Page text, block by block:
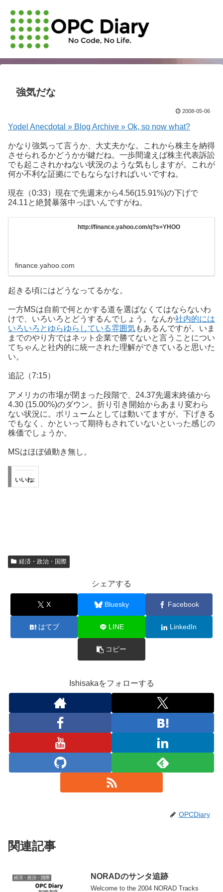
強気だな
2008-05-06
Yodel Anecdotal » Blog Archive » Ok, so now what?
かなり強気って言うか、大丈夫かな。これから株主を納得
させられるかどうかが鍵だね。一歩間違えば株主代表訴訟
でも起こされかねない状況のような気もしますが。これが
何か不利な証拠にでもならなければいいですね。
現在（0:33）現在で先週末から4.56(15.91%)の下げで
24.11と絶賛暴落中っぽいんですがね。
http://finance.yahoo.com/q?s=YHOO
finance.yahoo.com
起きる頃にはどうなってるかな。
一方MSは自前で何とかする道を選ばなくてはならないわ
けで、いろいろとどうするんでしょう。なんか社内的には
いろいろとゆらゆらしている雰囲気もあるんですが。いま
までのやり方ではネット企業で勝てないと言うことについ
てちゃんと社内的に統一された理解ができていると思いた
い。
追記（7:15）
アメリカの市場が閉まった段階で、24.37先週末終値から
4.30 (15.00%)のダウン。折り引き開始からあまり変わら
ない状況に。ボリュームとしては動いてますが。下げきる
でもなく、かといって期待もされていないといった感じの
株価でしょうか。
MSはほぼ値動き無し。
いいね:
経済・政治・国際
シェアする
X Bluesky Facebook
はてブ LINE LinkedIn
コピー
Ishisakaをフォローする
OPCDiary
関連記事
経済・政治・国際 NORADのサンタ追跡
Welcome to the 2004 NORAD Tracks